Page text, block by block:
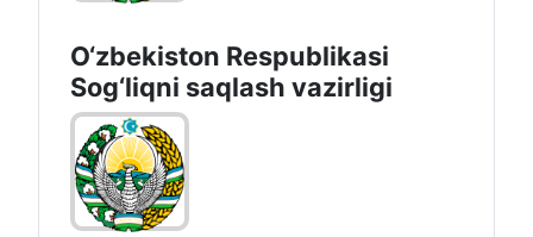
O‘zbеkistоn Rеspublikаsi
Sоg‘liqni saqlash vаzirligi